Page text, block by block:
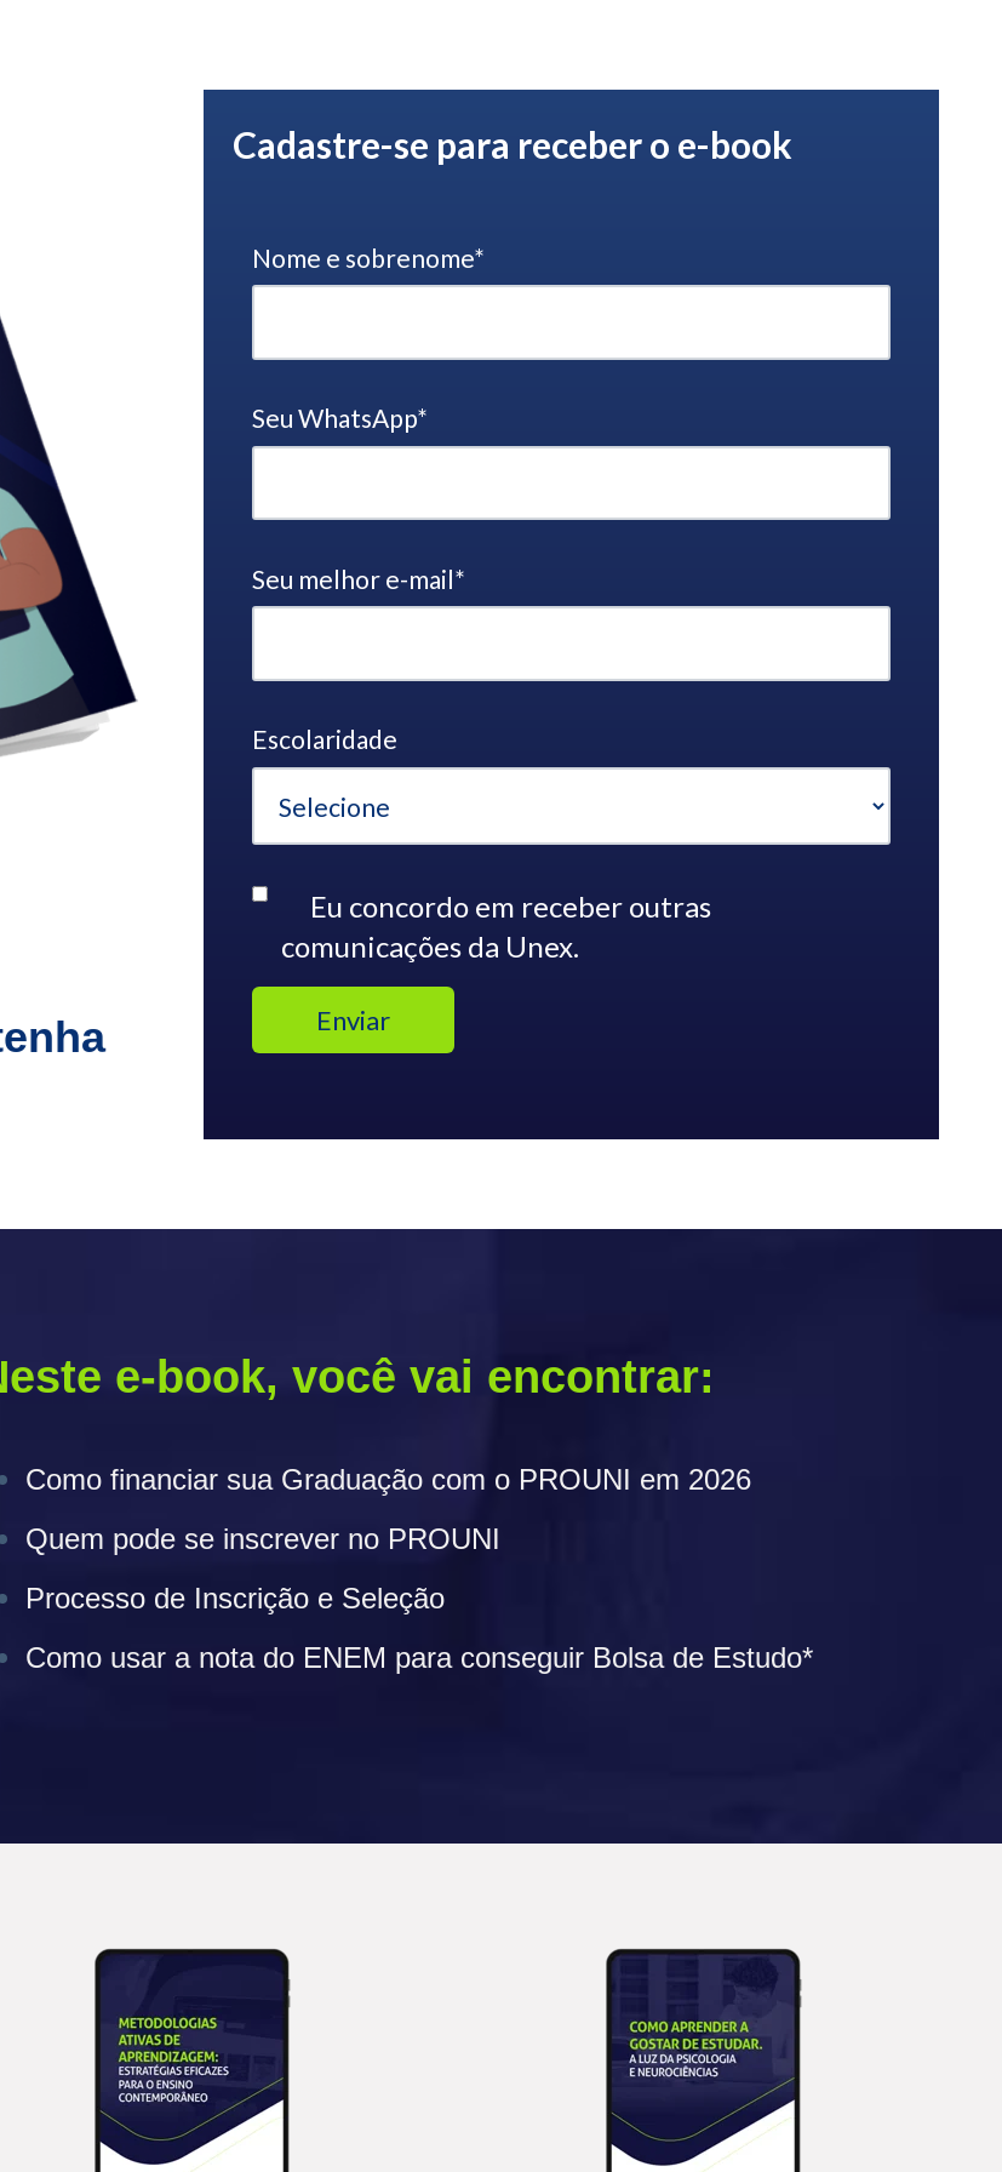
Cadastre-se para receber o e-book
Nome e sobrenome*
Seu WhatsApp*
Seu melhor e-mail*
Escolaridade
Eu concordo em receber outras
comunicações da Unex.
e-book, você vai encontrar:
Como financiar sua Graduação com o PROUNI em 2026
Quem pode se inscrever no PROUNI
Processo de Inscrição e Seleção
Como usar a nota do ENEM para conseguir Bolsa de Estudo*